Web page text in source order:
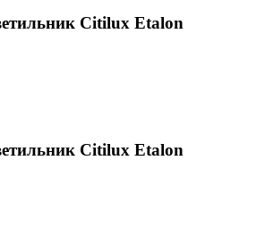
Citilux Etalon
Citilux Etalon